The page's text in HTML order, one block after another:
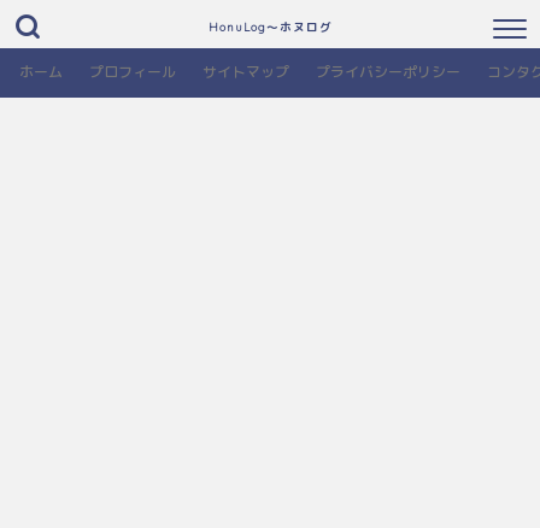
HonuLog～ホヌログ
ホーム プロフィール サイトマップ プライバシーポリシー コンタ